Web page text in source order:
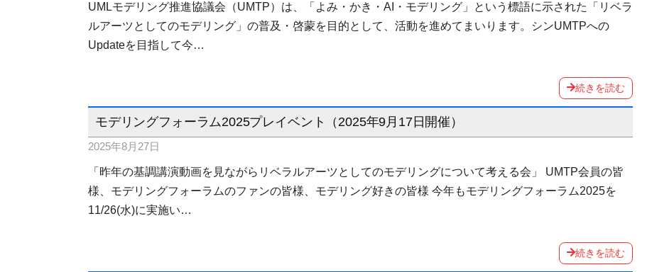
UMLモデリング推進協議会（UMTP）は、「よみ・かき・AI・モデリング」という標語に示された「リベラ
ルアーツとしてのモデリング」の普及・啓蒙を目的として、活動を進めてまいります。シンUMTPへの
Updateを目指して今…
続きを読む
モデリングフォーラム2025プレイベント（2025年9月17日開催）
2025年8月27日
「昨年の基調講演動画を見ながらリベラルアーツとしてのモデリングについて考える会」 UMTP会員の皆
様、モデリングフォーラムのファンの皆様、モデリング好きの皆様 今年もモデリングフォーラム2025を
11/26(水)に実施い…
続きを読む